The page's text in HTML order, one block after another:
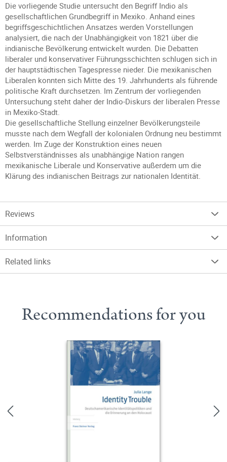
Die vorliegende Studie untersucht den Begriff Indio als
gesellschaftlichen Grundbegriff in Mexiko. Anhand eines
begriffsgeschichtlichen Ansatzes werden Vorstellungen
analysiert, die nach der Unabhängigkeit von 1821 über die
indianische Bevölkerung entwickelt wurden. Die Debatten
liberaler und konservativer Führungsschichten schlugen sich in
der hauptstädtischen Tagespresse nieder. Die mexikanischen
Liberalen konnten sich Mitte des 19. Jahrhunderts als führende
politische Kraft durchsetzen. Im Zentrum der vorliegenden
Untersuchung steht daher der Indio-Diskurs der liberalen Presse
in Mexiko-Stadt.
Die gesellschaftliche Stellung einzelner Bevölkerungsteile
musste nach dem Wegfall der kolonialen Ordnung neu bestimmt
werden. Im Zuge der Konstruktion eines neuen
Selbstverständnisses als unabhängige Nation rangen
mexikanische Liberale und Konservative außerdem um die
Klärung des indianischen Beitrags zur nationalen Identität.
Reviews
Information
Related links
Recommendations for you